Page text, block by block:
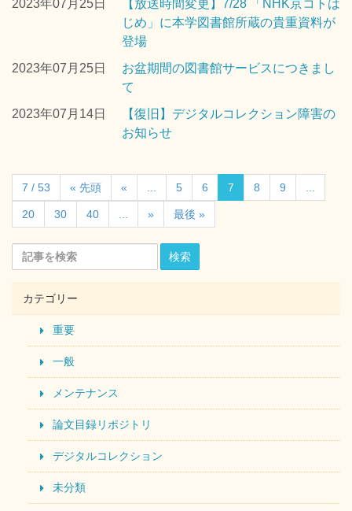
2023年07月25日
【放送時間変更】7/28 「NHK京コトは
じめ」に本学図書館所蔵の貴重資料が
登場
2023年07月25日
お盆期間の図書館サービスにつきまし
て
2023年07月14日
【復旧】デジタルコレクション障害の
お知らせ
7 / 53 « 先頭 « 5 6 7 8 9
20 30 40 » 最後 »
検索
カテゴリー
重要
一般
メンテナンス
論文目録リポジトリ
デジタルコレクション
未分類